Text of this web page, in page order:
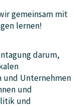
gemeinsam mit
lernen!
darum,
und Unternehmen
und
und